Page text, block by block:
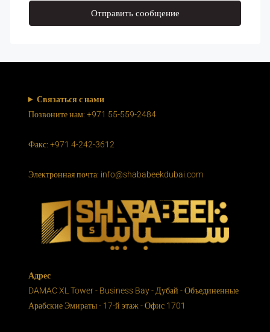
Отправить сообщение
Связаться с нами
Позвоните нам: +971 55-559-2484
Факс: +971 4-242-3612
Электронная почта: info@shababeekdubai.com
Адрес
DAMAC XL Tower - Business Bay - Дубай - Объединенные
Арабские Эмираты - 17-й этаж - Офис 1701